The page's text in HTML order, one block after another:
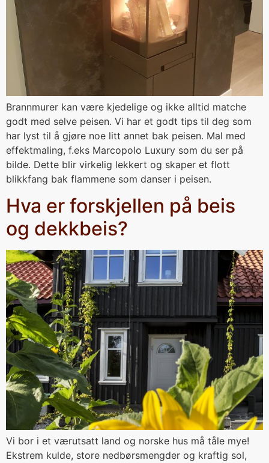
Brannmurer kan være kjedelige og ikke alltid matche
godt med selve peisen. Vi har et godt tips til deg som
har lyst til å gjøre noe litt annet bak peisen. Mal med
effektmaling, f.eks Marcopolo Luxury som du ser på
bilde. Dette blir virkelig lekkert og skaper et flott
blikkfang bak flammene som danser i peisen.
Hva er forskjellen på beis
og dekkbeis?
Vi bor i et værutsatt land og norske hus må tåle mye!
Ekstrem kulde, store nedbørsmengder og kraftig sol,